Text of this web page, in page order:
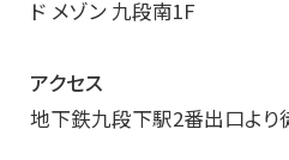
ド メゾン 九段南1F
アクセス
地下鉄九段下駅2番出口より